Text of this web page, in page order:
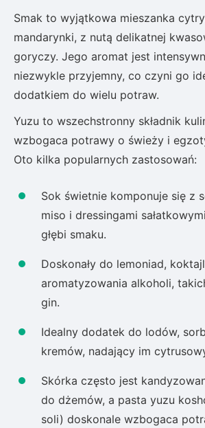
Smak to wyjątkowa mieszanka
mandarynki, z nutą delikatnej
goryczy. Jego aromat jest
niezwykle przyjemny, co czyni go
dodatkiem do wielu potraw.
Yuzu to wszechstronny składnik
wzbogaca potrawy o świeży i
Oto kilka popularnych zastosowań:
Sok świetnie komponuje się z
miso i dressingami
głębi smaku.
Doskonały do lemoniad,
aromatyzowania alkoholi,
gin.
Idealny dodatek do lodów,
kremów, nadający im
Skórka często jest
do dżemów, a pasta yuzu
soli) doskonale wzbogaca